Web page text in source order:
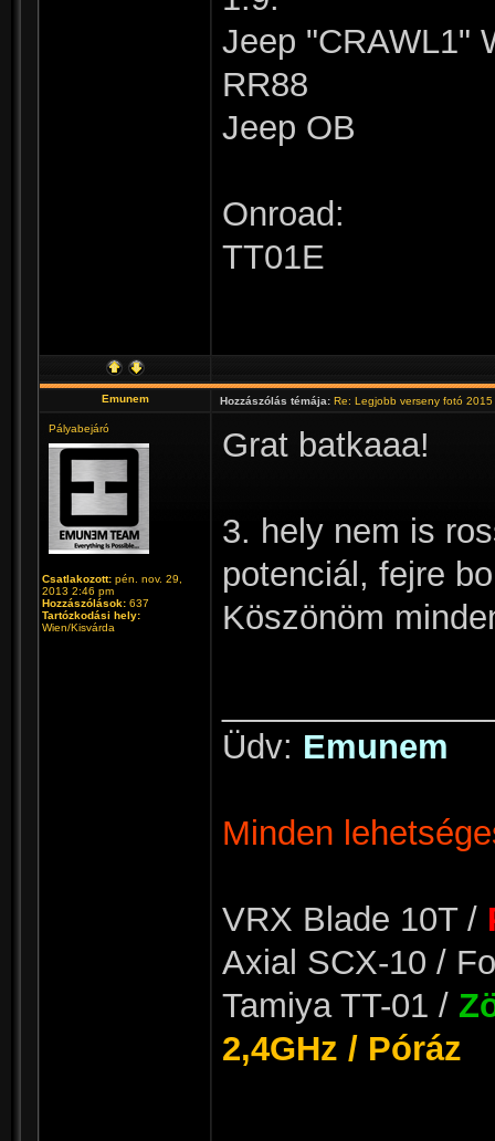
Jeep "CRAWL1"
RR88
Jeep OB
Onroad:
TT01E
Emunem Hozzászólás témája: Re: Legjobb verseny fotó 2015
Pályabejáró
Csatlakozott: pén. nov. 29,
2013 2:46 pm
Hozzászólások: 637
Tartózkodási hely:
Wien/Kisvárda
Grat batkaaa!
3. hely nem is
potenciál, fejre
Köszönöm
Üdv: Emunem
Minden
VRX Blade 10T /
Axial SCX-10 /
Tamiya TT-01 /
2,4GHz / Póráz